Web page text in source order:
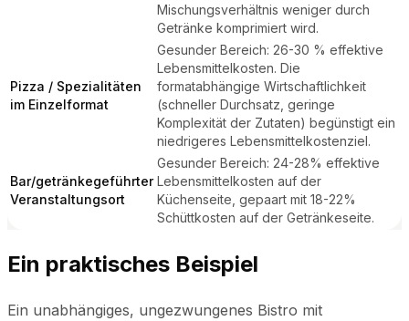
Mischungsverhältnis weniger durch
Getränke komprimiert wird.
Pizza / Spezialitäten
im Einzelformat
Gesunder Bereich: 26-30 % effektive
Lebensmittelkosten. Die
formatabhängige Wirtschaftlichkeit
(schneller Durchsatz, geringe
Komplexität der Zutaten) begünstigt ein
niedrigeres Lebensmittelkostenziel.
Bar/getränkegeführter
Veranstaltungsort
Gesunder Bereich: 24-28% effektive
Lebensmittelkosten auf der
Küchenseite, gepaart mit 18-22%
Schüttkosten auf der Getränkeseite.
Ein praktisches Beispiel
Ein unabhängiges, ungezwungenes Bistro mit